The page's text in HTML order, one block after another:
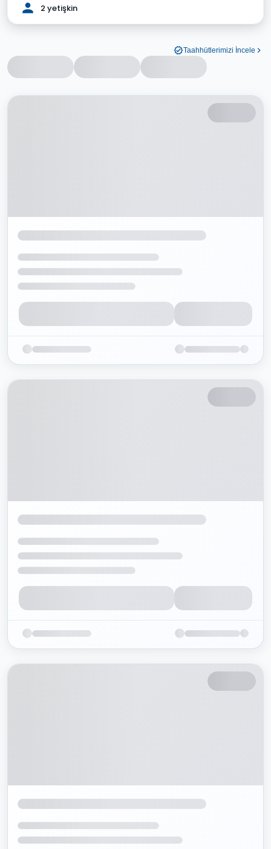
2 yetişkin
Taahhütlerimizi İncele